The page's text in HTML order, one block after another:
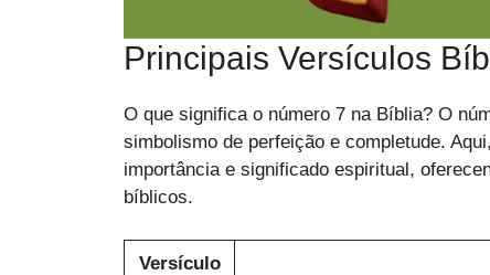
Principais Versículos
O que significa o número 7 na Bíblia? O
simbolismo de perfeição e completude.
importância e significado espiritual,
bíblicos.
Versículo